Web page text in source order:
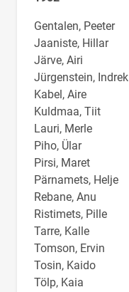
Gentalen, Peeter
Jaaniste, Hillar
Järve, Airi
Jürgenstein, Indrek
Kabel, Aire
Kuldmaa, Tiit
Lauri, Merle
Piho, Ülar
Pirsi, Maret
Pärnamets, Helje
Rebane, Anu
Ristimets, Pille
Tarre, Kalle
Tomson, Ervin
Tosin, Kaido
Tölp, Kaia